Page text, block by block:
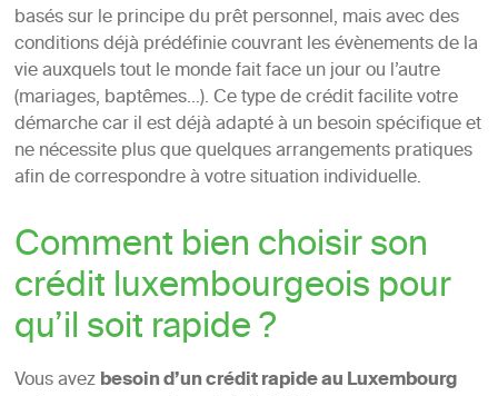
basés sur le principe du prêt personnel, mais avec des
conditions déjà prédéfinie couvrant les évènements de la
vie auxquels tout le monde fait face un jour ou l’autre
(mariages, baptêmes…). Ce type de crédit facilite votre
démarche car il est déjà adapté à un besoin spécifique et
ne nécessite plus que quelques arrangements pratiques
afin de correspondre à votre situation individuelle.
Comment bien choisir son
crédit luxembourgeois pour
qu’il soit rapide ?
Vous avezbesoin d’un crédit rapide au Luxembourg